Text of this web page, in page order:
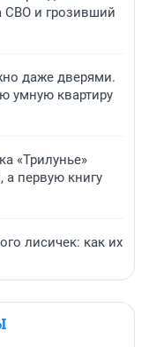
СВО и грозивший
даже дверями.
умную квартиру
«Трилунье»
а первую книгу
лисичек: как их